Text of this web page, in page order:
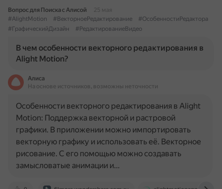
Вопрос для Поиска с Алисой
25 мая
#AlightMotion
#ВекторноеРедактирование
#ОсобенностиРедактора
#ГрафическийДизайн
#РедактированиеВидео
В чем особенности векторного редактирования в
Alight Motion?
Алиса
На основе источников, возможны неточности
Особенности векторного редактирования в Alight
Motion: Поддержка векторной и растровой
графики. В приложении можно импортировать
векторную графику и использовать её. Векторное
рисование. С его помощью можно создавать
замысловатые анимации и…